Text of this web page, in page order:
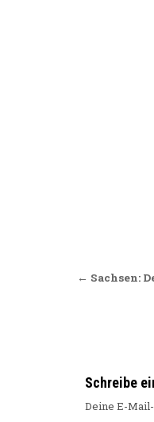
← Sachsen:
Schreibe
Deine E-